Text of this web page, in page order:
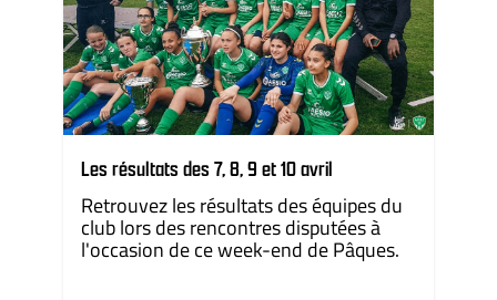
Les résultats des 7, 8, 9 et 10 avril
Retrouvez les résultats des équipes du
club lors des rencontres disputées à
l'occasion de ce week-end de Pâques.